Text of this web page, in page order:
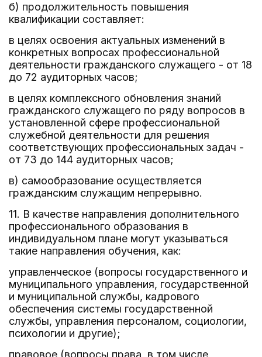
б) продолжительность повышения
квалификации составляет:
в целях освоения актуальных изменений в
конкретных вопросах профессиональной
деятельности гражданского служащего - от 18
до 72 аудиторных часов;
в целях комплексного обновления знаний
гражданского служащего по ряду вопросов в
установленной сфере профессиональной
служебной деятельности для решения
соответствующих профессиональных задач -
от 73 до 144 аудиторных часов;
в) самообразование осуществляется
гражданским служащим непрерывно.
11. В качестве направления дополнительного
профессионального образования в
индивидуальном плане могут указываться
такие направления обучения, как:
управленческое (вопросы государственного и
муниципального управления, государственной
и муниципальной службы, кадрового
обеспечения системы государственной
службы, управления персоналом, социологии,
психологии и другие);
правовое (вопросы права, в том числе